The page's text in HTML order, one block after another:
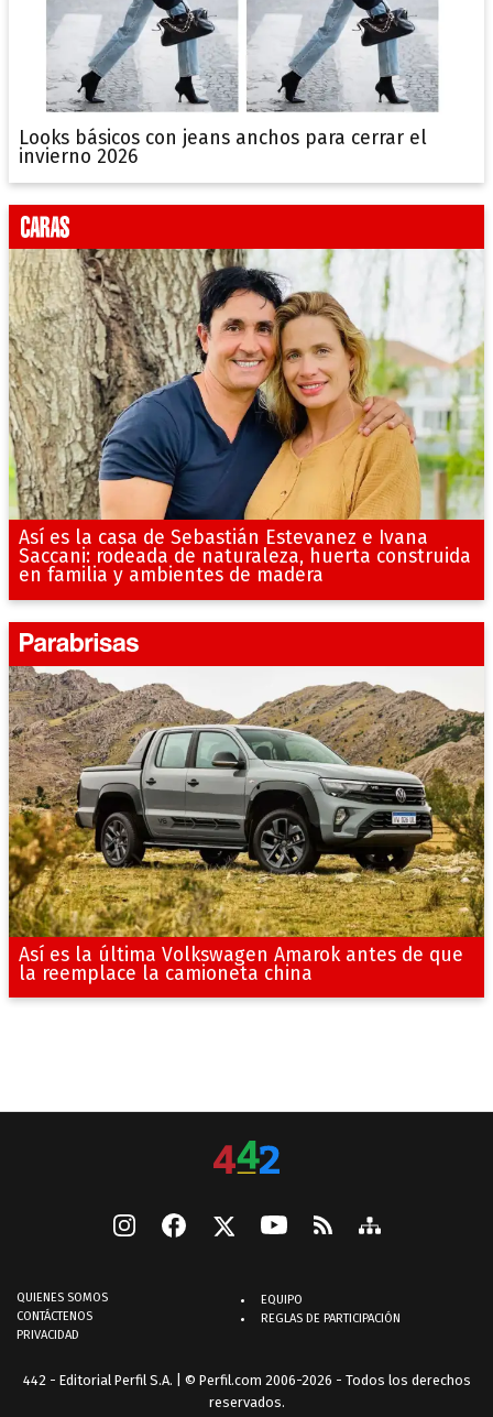
Looks básicos con jeans anchos para cerrar el
invierno 2026
Así es la casa de Sebastián Estevanez e Ivana
Saccani: rodeada de naturaleza, huerta construida
en familia y ambientes de madera
Así es la última Volkswagen Amarok antes de que
la reemplace la camioneta china
QUIENES SOMOS
CONTÁCTENOS
PRIVACIDAD
EQUIPO
REGLAS DE PARTICIPACIÓN
442 - Editorial Perfil S.A. | © Perfil.com 2006-2026 - Todos los derechos
reservados.